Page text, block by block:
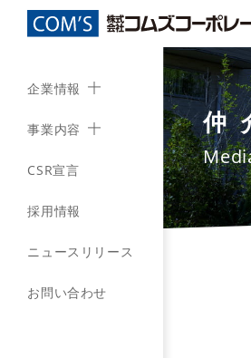
企業情報
事業内容
CSR宣言
採用情報
ニュースリリース
お問い合わせ
仲